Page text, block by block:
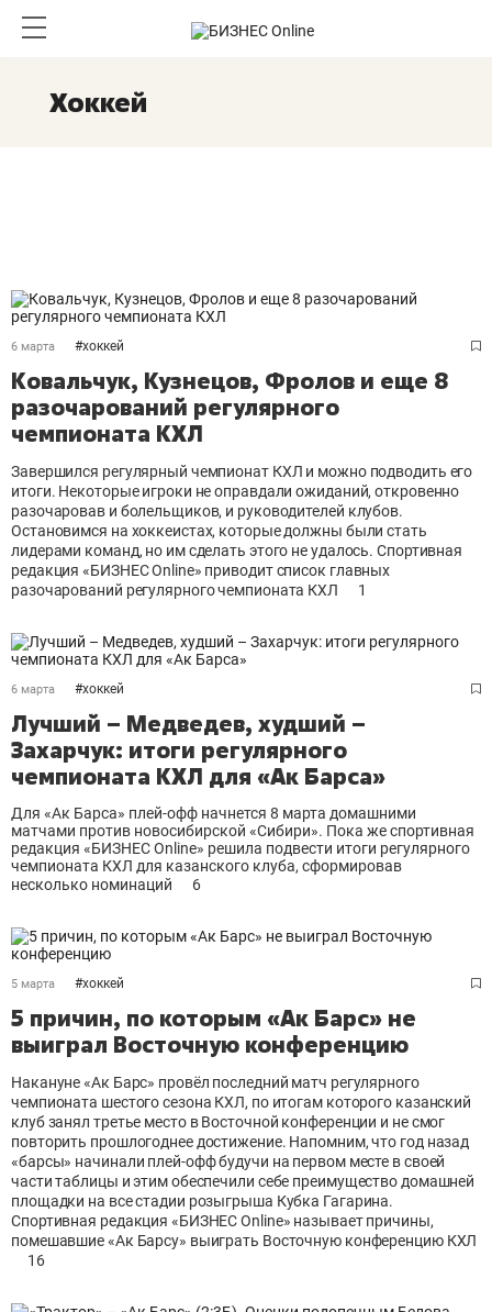
Хоккей
6 марта #хоккей
Ковальчук, Кузнецов, Фролов и еще 8
разочарований регулярного
чемпионата КХЛ
Завершился регулярный чемпионат КХЛ и можно подводить его
итоги. Некоторые игроки не оправдали ожиданий, откровенно
разочаровав и болельщиков, и руководителей клубов.
Остановимся на хоккеистах, которые должны были стать
лидерами команд, но им сделать этого не удалось. Спортивная
редакция «БИЗНЕС Online» приводит список главных
разочарований регулярного чемпионата КХЛ
1
6 марта #хоккей
Лучший – Медведев, худший –
Захарчук: итоги регулярного
чемпионата КХЛ для «Ак Барса»
Для «Ак Барса» плей-офф начнется 8 марта домашними
матчами против новосибирской «Сибири». Пока же спортивная
редакция «БИЗНЕС Online» решила подвести итоги регулярного
чемпионата КХЛ для казанского клуба, сформировав
несколько номинаций
6
5 марта #хоккей
5 причин, по которым «Ак Барс» не
выиграл Восточную конференцию
Накануне «Ак Барс» провёл последний матч регулярного
чемпионата шестого сезона КХЛ, по итогам которого казанский
клуб занял третье место в Восточной конференции и не смог
повторить прошлогоднее достижение. Напомним, что год назад
«барсы» начинали плей-офф будучи на первом месте в своей
части таблицы и этим обеспечили себе преимущество домашней
площадки на все стадии розыгрыша Кубка Гагарина.
Спортивная редакция «БИЗНЕС Online» называет причины,
помешавшие «Ак Барсу» выиграть Восточную конференцию КХЛ
16